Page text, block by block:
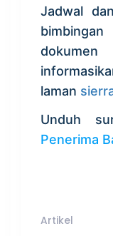
Jadwal
laman
Unduh
Penerima
Artikel